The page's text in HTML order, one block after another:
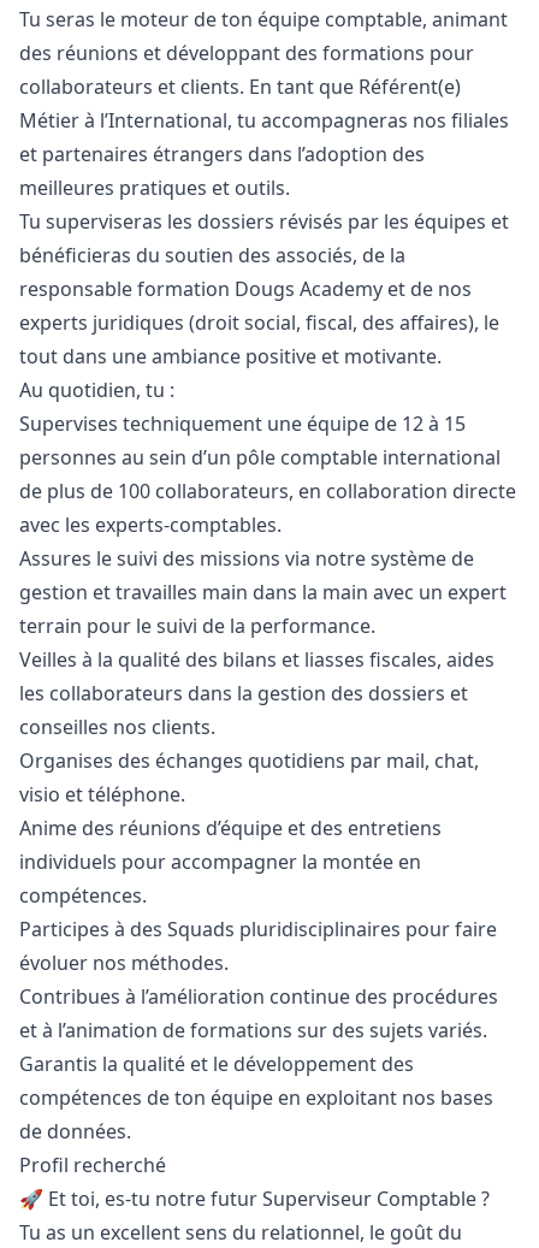
Tu seras le moteur de ton équipe comptable, animant
des réunions et développant des formations pour
collaborateurs et clients. En tant que Référent(e)
Métier à l’International, tu accompagneras nos filiales
et partenaires étrangers dans l’adoption des
meilleures pratiques et outils.
Tu superviseras les dossiers révisés par les équipes et
bénéficieras du soutien des associés, de la
responsable formation Dougs Academy et de nos
experts juridiques (droit social, fiscal, des affaires), le
tout dans une ambiance positive et motivante.
Au quotidien, tu :
Supervises techniquement une équipe de 12 à 15
personnes au sein d’un pôle comptable international
de plus de 100 collaborateurs, en collaboration directe
avec les experts-comptables.
Assures le suivi des missions via notre système de
gestion et travailles main dans la main avec un expert
terrain pour le suivi de la performance.
Veilles à la qualité des bilans et liasses fiscales, aides
les collaborateurs dans la gestion des dossiers et
conseilles nos clients.
Organises des échanges quotidiens par mail, chat,
visio et téléphone.
Anime des réunions d’équipe et des entretiens
individuels pour accompagner la montée en
compétences.
Participes à des Squads pluridisciplinaires pour faire
évoluer nos méthodes.
Contribues à l’amélioration continue des procédures
et à l’animation de formations sur des sujets variés.
Garantis la qualité et le développement des
compétences de ton équipe en exploitant nos bases
de données.
Profil recherché
🚀 Et toi, es-tu notre futur Superviseur Comptable ?
Tu as un excellent sens du relationnel, le goût du